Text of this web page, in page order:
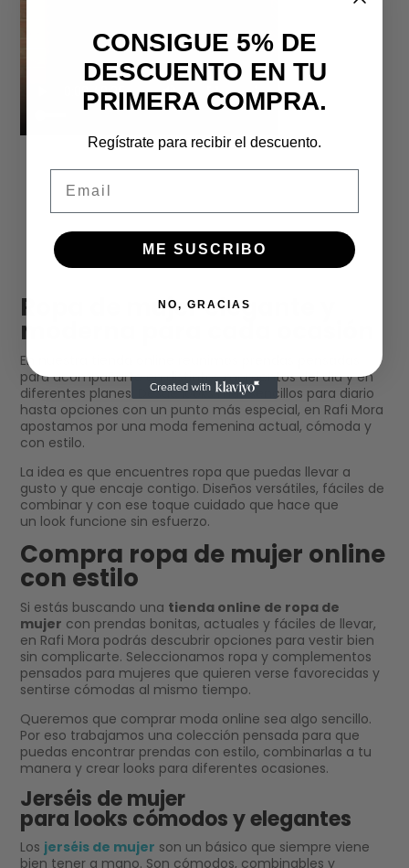
Ropa de mujer elegante y
moderna para cada ocasión
En nuestra tienda online reunimos prendas pensadas
para acompañarte en distintos momentos del día y en
diferentes planes. Desde looks más sencillos para diario
hasta opciones con un punto más especial, en Rafi Mora
apostamos por una moda femenina actual, cómoda y
con estilo.
La idea es que encuentres ropa que puedas llevar a
gusto y que encaje contigo. Diseños versátiles, fáciles de
combinar y con ese toque cuidado que hace que
un look funcione sin esfuerzo.
Compra ropa de mujer online
con estilo
Si estás buscando una tienda online de ropa de
mujer con prendas bonitas, actuales y fáciles de llevar,
en Rafi Mora podrás descubrir opciones para vestir bien
sin complicarte. Seleccionamos ropa y complementos
pensados para mujeres que quieren verse favorecidas y
sentirse cómodas al mismo tiempo.
Queremos que comprar moda online sea algo sencillo.
Por eso trabajamos una colección pensada para que
puedas encontrar prendas con estilo, combinarlas a tu
manera y crear looks para diferentes ocasiones.
Jerséis de mujer
para looks cómodos y elegantes
Los jerséis de mujer son un básico que siempre viene
bien tener a mano. Son cómodos, combinables y
CONSIGUE 5% DE
DESCUENTO EN TU
PRIMERA COMPRA.
Regístrate para recibir el descuento.
ME SUSCRIBO
NO, GRACIAS